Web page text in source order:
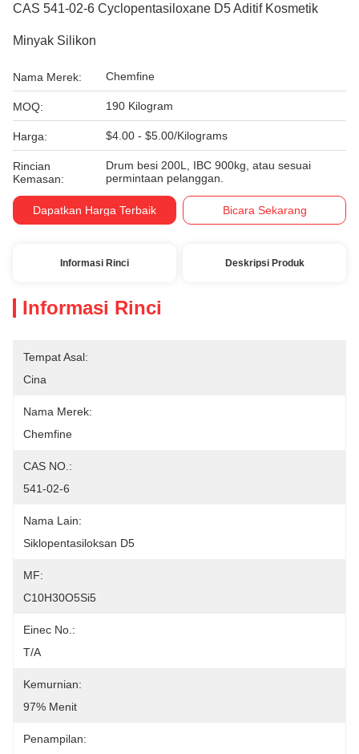
CAS 541-02-6 Cyclopentasiloxane D5 Aditif Kosmetik
Minyak Silikon
Nama Merek: Chemfine
MOQ: 190 Kilogram
Harga: $4.00 - $5.00/Kilograms
Rincian
Kemasan:
Drum besi 200L, IBC 900kg, atau sesuai
permintaan pelanggan.
Dapatkan Harga Terbaik Bicara Sekarang
Informasi Rinci Deskripsi Produk
Informasi Rinci
Tempat Asal:
Cina
Nama Merek:
Chemfine
CAS NO.:
541-02-6
Nama Lain:
Siklopentasiloksan D5
MF:
C10H30O5Si5
Einec No.:
T/A
Kemurnian:
97% Menit
Penampilan: